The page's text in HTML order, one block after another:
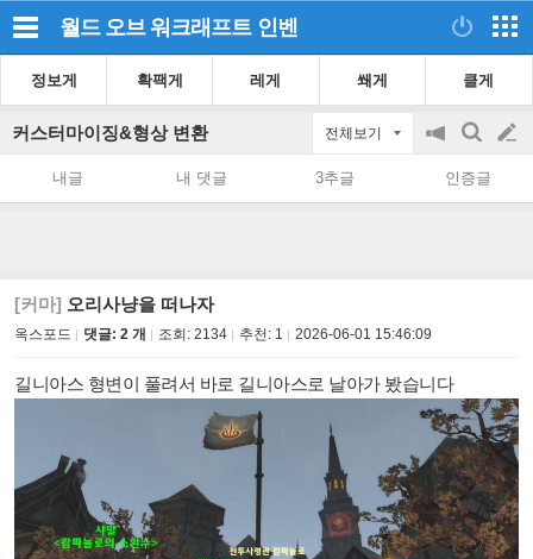
월드 오브 워크래프트 인벤
정보게 확팩게 레게 쐐게 클게
커스터마이징&형상 변환 전체보기
공
on/off
검
색
글
쓰
내글 내 댓글 3추글 인증글
[커마] 오리사냥을 떠나자
옥스포드 댓글: 2 개 조회: 2134 추천: 1 2026-06-01 15:46:09
길니아스 형변이 풀려서 바로 길니아스로 날아가 봤습니다